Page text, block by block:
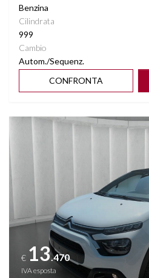
Benzina
Cilindrata
999
Cambio
Autom./Sequenz.
CONFRONTA
Vedi dettagli
€ 13.470
IVA esposta